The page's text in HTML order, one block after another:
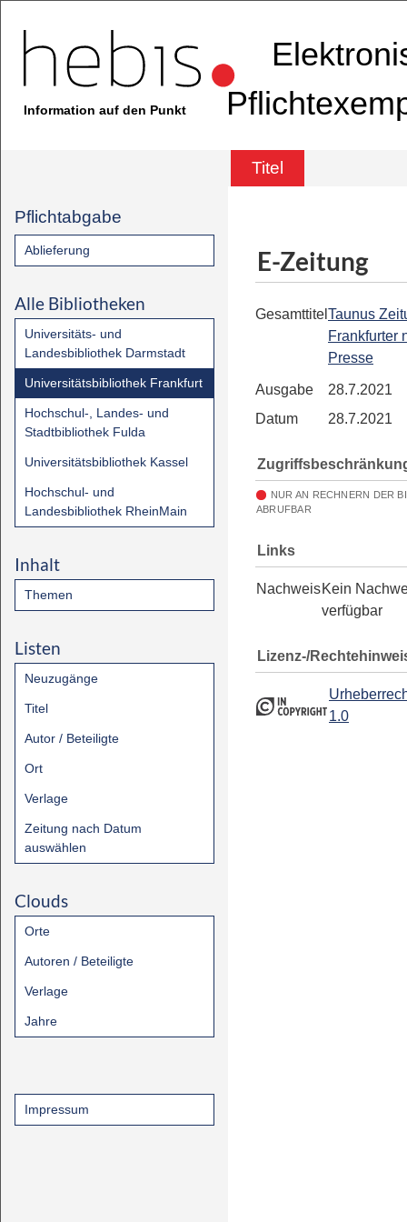
Information auf den Punkt
Titel
Pflichtabgabe
Ablieferung
Alle Bibliotheken
Universitäts- und
Landesbibliothek Darmstadt
Universitätsbibliothek Frankfurt
Hochschul-, Landes- und
Stadtbibliothek Fulda
Universitätsbibliothek Kassel
Hochschul- und
Landesbibliothek RheinMain
Inhalt
Themen
Listen
Neuzugänge
Titel
Autor / Beteiligte
Ort
Verlage
Zeitung nach Datum
auswählen
Clouds
Orte
Autoren / Beteiligte
Verlage
Jahre
Impressum
E-Zeitung
Gesamttitel Taunus
Frankfurter
Presse
Ausgabe
28.7.2021
Datum
28.7.2021
NUR AN RECHNERN DER
ABRUFBAR
Links
NachweisKein
verfügbar
Lizenz-/
1.0